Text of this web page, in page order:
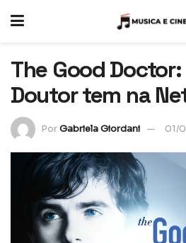
The Good Doctor:
Doutor tem na
PorGabriela Giordani 01/